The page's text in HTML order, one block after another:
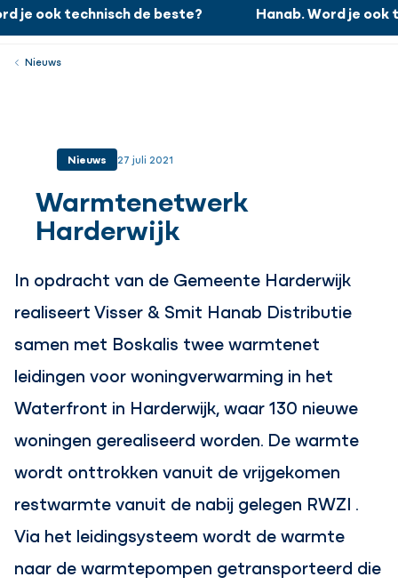
Hanab. Word je ook technisch de beste?
je ook technisch de beste? Hanab. Word je ook
Werken bij Menu
Nieuws
Nieuws 27 juli 2021
Warmtenetwerk
Harderwijk
In opdracht van de Gemeente Harderwijk
realiseert Visser & Smit Hanab Distributie
samen met Boskalis twee warmtenet
leidingen voor woningverwarming in het
Waterfront in Harderwijk, waar 130 nieuwe
woningen gerealiseerd worden. De warmte
wordt onttrokken vanuit de vrijgekomen
restwarmte vanuit de nabij gelegen RWZI .
Via het leidingsysteem wordt de warmte
naar de warmtepompen getransporteerd die
Sluiten